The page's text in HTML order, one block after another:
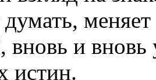
думать,
вновь и
истин.